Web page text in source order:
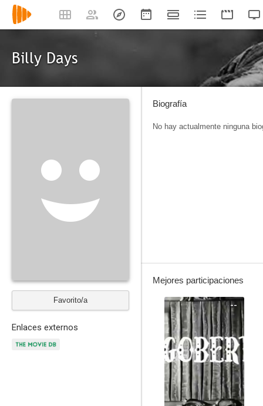
Billy Days
Favorito/a
Enlaces externos
Biografía
No hay actualmente ninguna
Mejores participaciones
--